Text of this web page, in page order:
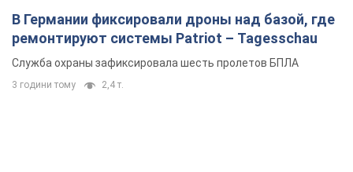
В Германии фиксировали дроны над базой, где
ремонтируют системы Patriot – Tagesschau
Служба охраны зафиксировала шесть пролетов БПЛА
3 години тому 2,4 т.